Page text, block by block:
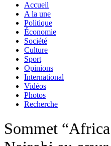
Accueil
A la une
Politique
Économie
Société
Culture
Sport
Opinions
International
Vidéos
Photos
Recherche
Sommet